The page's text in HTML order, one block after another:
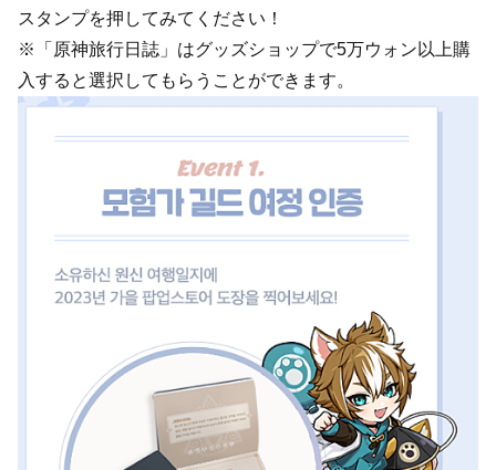
スタンプを押してみてください！
※「原神旅行日誌」はグッズショップで5万ウォン以上購
入すると選択してもらうことができます。